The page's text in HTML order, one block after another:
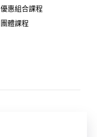
優惠組合課程
團體課程